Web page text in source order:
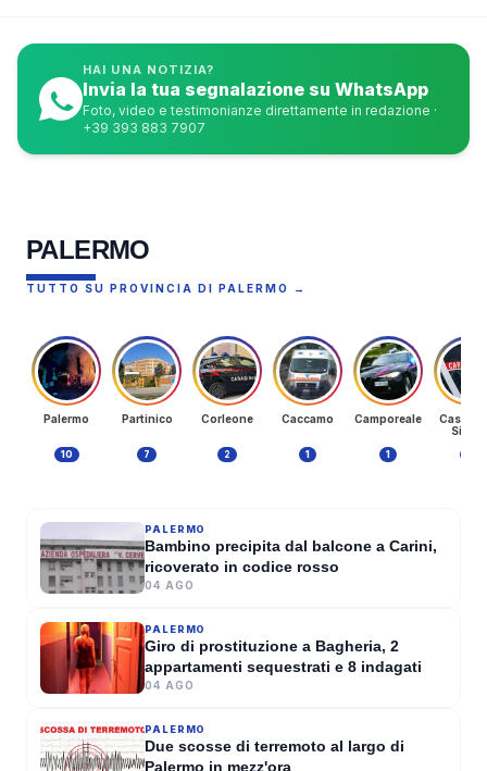
HAI UNA NOTIZIA?
Invia la tua segnalazione su WhatsApp
Foto, video e testimonianze direttamente in redazione ·
+39 393 883 7907
PALERMO
TUTTO SU PROVINCIA DI PALERMO →
Palermo
10
Partinico
7
Corleone
2
Caccamo
1
Camporeale
1
Sicula
Anziana rapinata in casa a
Misilmeri, i ladri entrano
arrampicandosi sulle tubature
GIOVANNA VENEZIA
PALERMO
Bambino precipita dal balcone a Carini,
ricoverato in codice rosso
04 AGO
PALERMO
Giro di prostituzione a Bagheria, 2
appartamenti sequestrati e 8 indagati
04 AGO
PALERMO
Due scosse di terremoto al largo di
Palermo in mezz'ora